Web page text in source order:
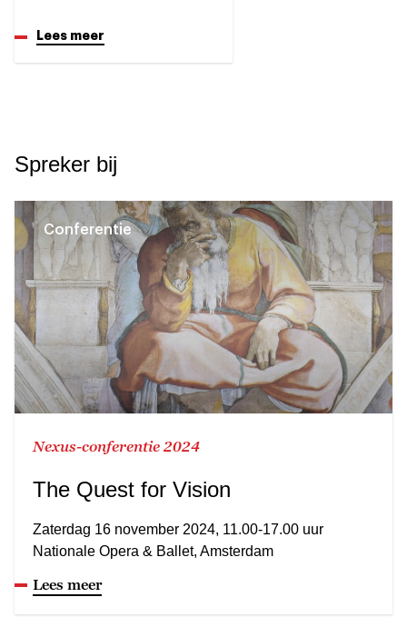
Lees meer
Spreker bij
Conferentie
Nexus-conferentie 2024
The Quest for Vision
Zaterdag 16 november 2024, 11.00-17.00 uur
Nationale Opera & Ballet, Amsterdam
Lees meer